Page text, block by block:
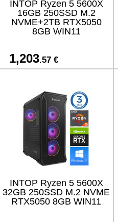
INTOP Ryzen 5 5600X
16GB 250SSD M.2
NVME+2TB RTX5050
8GB WIN11
1,203.57 €
INTOP Ryzen 5 5600X
32GB 250SSD M.2 NVME
RTX5050 8GB WIN11